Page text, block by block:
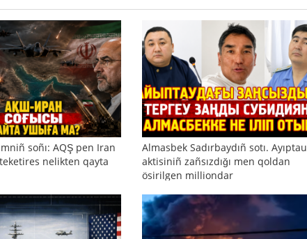
soñı: AQŞ pen Iran
teketires nelikten qayta
Almasbek Sadırbaydıñ sotı. Ayıptau
aktisiniñ zañsızdığı men qoldan
ösirilgen milliondar